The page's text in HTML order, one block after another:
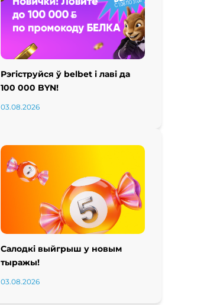
Рэгіструйся ў belbet і лаві да
100 000 BYN!
03.08.2026
Салодкі выйгрыш у новым
тыражы!
03.08.2026